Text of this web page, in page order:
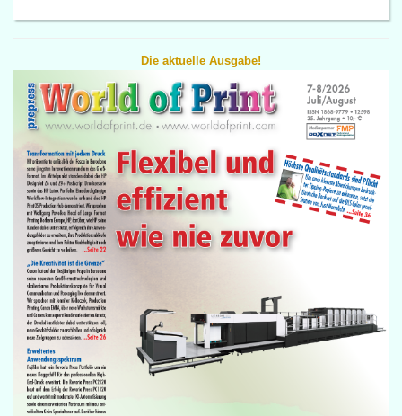
Die aktuelle Ausgabe!